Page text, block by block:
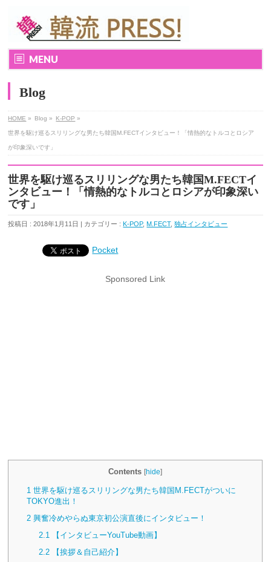
MENU
Blog
HOME » Blog » K-POP »
世界を駆け巡るスリリングな男たち韓国M.FECTインタビュー！「情熱的なトルコとロシア
が印象深いです」
世界を駆け巡るスリリングな男たち韓国M.FECTイ
ンタビュー！「情熱的なトルコとロシアが印象深い
です」
投稿日 : 2018年1月11日 | カテゴリー :K-POP,M.FECT,独占インタビュー
Pocket
Sponsored Link
Contents [hide]
1 世界を駆け巡るスリリングな男たち韓国M.FECTがついに
TOKYO進出！
2 興奮冷めやらぬ東京初公演直後にインタビュー！
2.1 【インタビューYouTube動画】
2.2 【挨拶＆自己紹介】